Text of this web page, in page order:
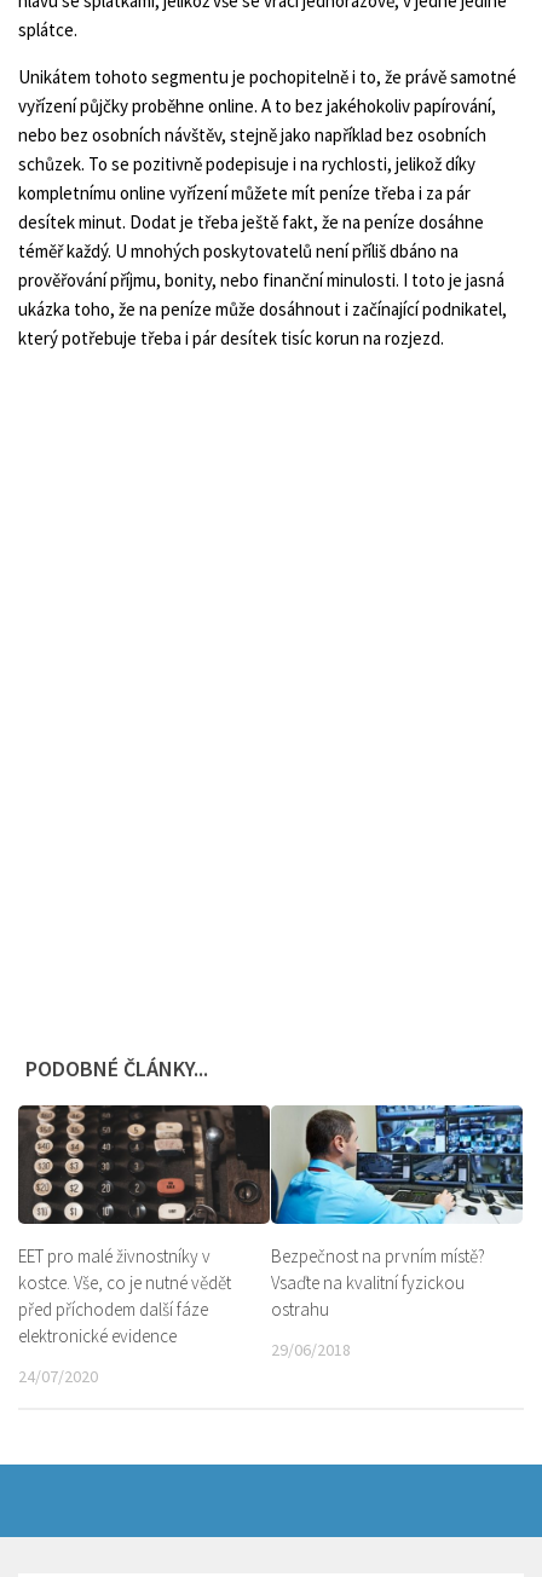
splátce.
Unikátem tohoto segmentu je pochopitelně i to, že právě samotné
vyřízení půjčky proběhne online. A to bez jakéhokoliv papírování,
nebo bez osobních návštěv, stejně jako například bez osobních
schůzek. To se pozitivně podepisuje i na rychlosti, jelikož díky
kompletnímu online vyřízení můžete mít peníze třeba i za pár
desítek minut. Dodat je třeba ještě fakt, že na peníze dosáhne
téměř každý. U mnohých poskytovatelů není příliš dbáno na
prověřování příjmu, bonity, nebo finanční minulosti. I toto je jasná
ukázka toho, že na peníze může dosáhnout i začínající podnikatel,
který potřebuje třeba i pár desítek tisíc korun na rozjezd.
PODOBNÉ ČLÁNKY...
EET pro malé živnostníky v
kostce. Vše, co je nutné vědět
před příchodem další fáze
elektronické evidence
24/07/2020
Bezpečnost na prvním místě?
Vsaďte na kvalitní fyzickou
ostrahu
29/06/2018